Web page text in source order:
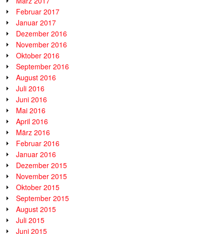
Februar 2017
Januar 2017
Dezember 2016
November 2016
Oktober 2016
September 2016
August 2016
Juli 2016
Juni 2016
Mai 2016
April 2016
März 2016
Februar 2016
Januar 2016
Dezember 2015
November 2015
Oktober 2015
September 2015
August 2015
Juli 2015
Juni 2015